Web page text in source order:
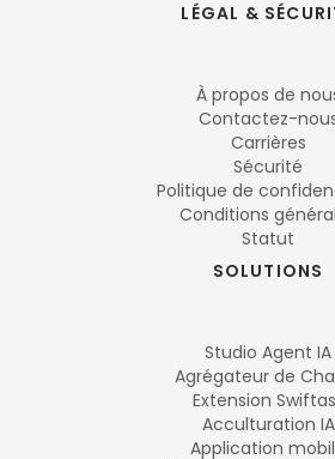
LÉGAL &
À propos de
Contactez-
Carrières
Sécurité
Politique de
Conditions
Statut
SOLUTIONS
Studio Agent IA
Agrégateur de
Extension
Acculturation IA
Application